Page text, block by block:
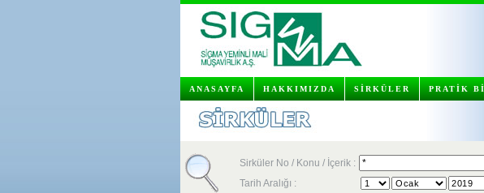
ANASAYFA HAKKIMIZDA SİRKÜLER PRATİK
Sirküler No / Konu / İçerik :
Tarih Aralığı :